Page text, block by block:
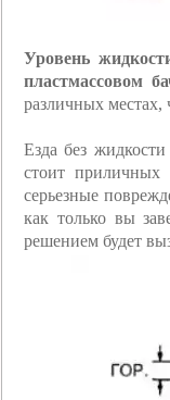
Уровень
пластмассовом
различных местах,
Езда без
стоит приличных
серьезные
как только вы
решением будет